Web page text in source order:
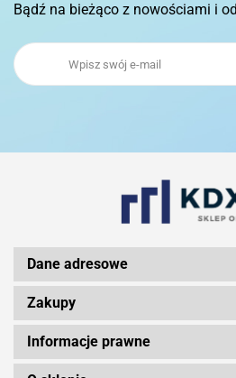
Bądź na bieżąco z nowościami i
Dane adresowe
Zakupy
Informacje prawne